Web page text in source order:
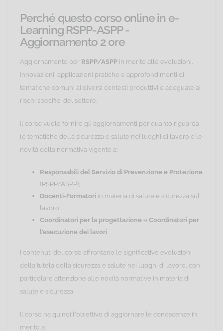
Perché questo corso online in e-
Learning RSPP-ASPP -
Aggiornamento 2 ore
Aggiornamento per RSPP/ASPP in merito alle evoluzioni,
innovazioni, applicazioni pratiche e approfondimenti di
tematiche comuni ai diversi contesti produttivi e adeguate ai
rischi specifici del settore.
Il corso vuole fornire gli aggiornamenti per quanto riguarda
le tematiche della sicurezza e salute nei luoghi di lavoro e le
novità della normativa vigente a:
Responsabili del Servizio di Prevenzione e Protezione
(RSPP/ASPP);
Docenti-Formatori in materia di salute e sicurezza sul
lavoro;
Coordinatori per la progettazione e Coordinatori per
l'esecuzione dei lavori
I contenuti del corso affrontano le significative evoluzioni
della tutela della sicurezza e salute nei luoghi di lavoro, con
particolare attenzione alle novità normative in materia di
salute e sicurezza.
Il corso ha quindi l'obiettivo di aggiornare le conoscenze in
merito a: